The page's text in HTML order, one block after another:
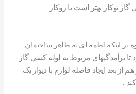
بر اینکه لطمه ای به ظاهر ساختمان
برآمدگیهای مربوط به لوله کشی گاز
از بعد ایجاد فاصله لوازم با دیوار یک
.